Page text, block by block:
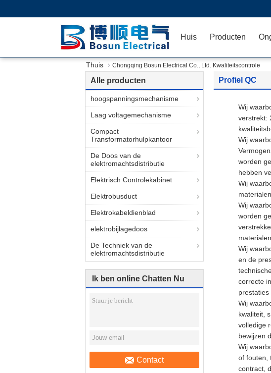
Huis Producten
Thuis Chongqing Bosun Electrical Co., Ltd. Kwaliteitscontrole
Alle producten
hoogspanningsmechanisme
Laag voltagemechanisme
Compact
Transformatorhulpkantoor
De Doos van de
elektromachtsdistributie
Elektrisch Controlekabinet
Elektrobusduct
Elektrokabeldienblad
elektrobijlagedoos
De Techniek van de
elektromachtsdistributie
Ik ben online Chatten Nu
Contact
Profiel QC
Wij
verstrekt:
Wij
worden
hebben
Wij
Wij
worden
materialen.
Wij
en de
correcte
prestaties
Wij
kwaliteit,
volledige
bewijzen
Wij
of fouten,
contract,